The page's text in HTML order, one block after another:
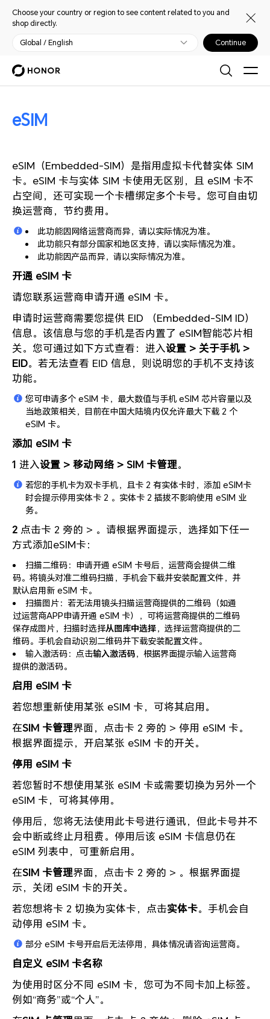
Choose your country or region to see content related to you and
shop directly.
Global / English Continue
eSIM
eSIM（Embedded-SIM）是指用虚拟卡代替实体 SIM
卡。eSIM 卡与实体 SIM 卡使用无区别，且 eSIM 卡不
占空间，还可实现一个卡槽绑定多个卡号。您可自由切
换运营商，节约费用。
此功能因网络运营商而异，请以实际情况为准。
此功能只有部分国家和地区支持，请以实际情况为准。
此功能因产品而异，请以实际情况为准。
开通 eSIM 卡
请您联系运营商申请开通 eSIM 卡。
申请时运营商需要您提供 EID （Embedded-SIM ID）
信息。该信息与您的手机是否内置了 eSIM智能芯片相
关。您可通过如下方式查看：进入设置 > 关于手机 >
EID。若无法查看 EID 信息，则说明您的手机不支持该
功能。
您可申请多个 eSIM 卡，最大数值与手机 eSIM 芯片容量以及
当地政策相关，目前在中国大陆境内仅允许最大下载 2 个
eSIM 卡。
添加 eSIM 卡
1 进入设置 > 移动网络 > SIM 卡管理。
若您的手机卡为双卡手机，且卡 2 有实体卡时，添加 eSIM卡
时会提示停用实体卡 2 。实体卡 2 插拔不影响使用 eSIM 业
务。
2 点击卡 2 旁的 > 。请根据界面提示，选择如下任一
方式添加eSIM卡：
扫描二维码：申请开通 eSIM 卡号后，运营商会提供二维
码。将镜头对准二维码扫描，手机会下载并安装配置文件，并
默认启用新 eSIM 卡。
扫描图片：若无法用镜头扫描运营商提供的二维码（如通
过运营商APP申请开通 eSIM 卡），可将运营商提供的二维码
保存成图片，扫描时选择从图库中选择，选择运营商提供的二
维码。手机会自动识别二维码并下载安装配置文件。
输入激活码：点击输入激活码，根据界面提示输入运营商
提供的激活码。
启用 eSIM 卡
若您想重新使用某张 eSIM 卡，可将其启用。
在SIM 卡管理界面，点击卡 2 旁的 > 停用 eSIM 卡。
根据界面提示，开启某张 eSIM 卡的开关。
停用 eSIM 卡
若您暂时不想使用某张 eSIM 卡或需要切换为另外一个
eSIM 卡，可将其停用。
停用后，您将无法使用此卡号进行通讯，但此卡号并不
会中断或终止月租费。停用后该 eSIM 卡信息仍在
eSIM 列表中，可重新启用。
在SIM 卡管理界面，点击卡 2 旁的 > 。根据界面提
示，关闭 eSIM 卡的开关。
若您想将卡 2 切换为实体卡，点击实体卡。手机会自
动停用 eSIM 卡。
部分 eSIM 卡号开启后无法停用，具体情况请咨询运营商。
自定义 eSIM 卡名称
为使用时区分不同 eSIM 卡，您可为不同卡加上标签。
例如“商务”或“个人”。